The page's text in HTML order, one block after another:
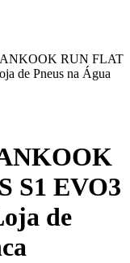
RUN FLAT
de Pneus na Água
S1 EVO3
de